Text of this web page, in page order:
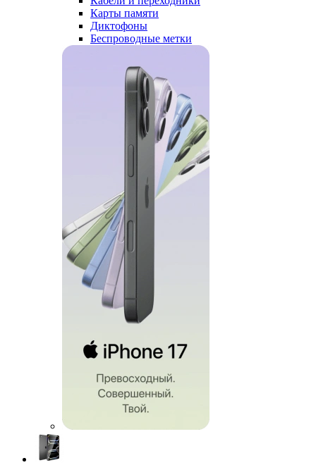
Карты памяти
Диктофоны
Беспроводные метки